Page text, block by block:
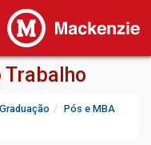
Trabalho
Pós e MBA